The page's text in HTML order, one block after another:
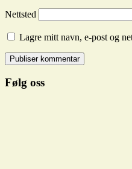
Nettsted
Lagre mitt navn, e-post og
Følg oss